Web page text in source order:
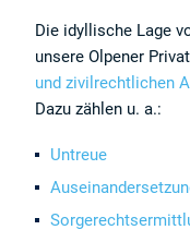
Die idyllische Lage
unsere Olpener
und zivilrechtlichen
Dazu zählen u. a.:
Untreue